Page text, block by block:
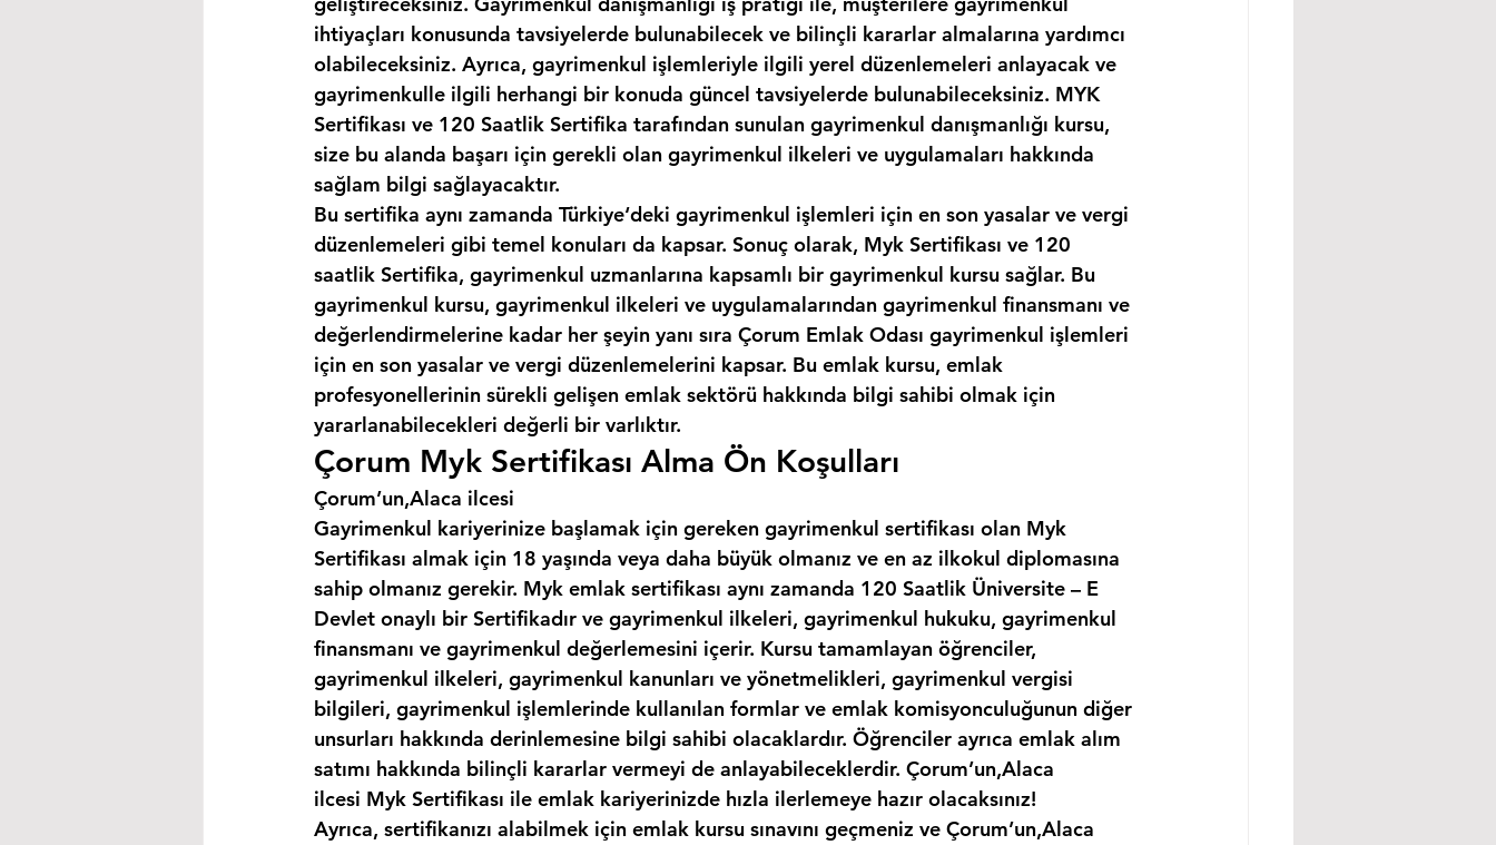
ihtiyaçları konusunda tavsiyelerde bulunabilecek ve bilinçli kararlar almalarına yardımcı
olabileceksiniz. Ayrıca, gayrimenkul işlemleriyle ilgili yerel düzenlemeleri anlayacak ve
gayrimenkulle ilgili herhangi bir konuda güncel tavsiyelerde bulunabileceksiniz. MYK
Sertifikası ve 120 Saatlik Sertifika tarafından sunulan gayrimenkul danışmanlığı kursu,
size bu alanda başarı için gerekli olan gayrimenkul ilkeleri ve uygulamaları hakkında
sağlam bilgi sağlayacaktır.
Bu sertifika aynı zamanda Türkiye‘deki gayrimenkul işlemleri için en son yasalar ve vergi
düzenlemeleri gibi temel konuları da kapsar. Sonuç olarak, Myk Sertifikası ve 120
saatlik Sertifika, gayrimenkul uzmanlarına kapsamlı bir gayrimenkul kursu sağlar. Bu
gayrimenkul kursu, gayrimenkul ilkeleri ve uygulamalarından gayrimenkul finansmanı ve
değerlendirmelerine kadar her şeyin yanı sıra Çorum Emlak Odası gayrimenkul işlemleri
için en son yasalar ve vergi düzenlemelerini kapsar. Bu emlak kursu, emlak
profesyonellerinin sürekli gelişen emlak sektörü hakkında bilgi sahibi olmak için
yararlanabilecekleri değerli bir varlıktır.
Çorum Myk Sertifikası Alma Ön Koşulları
Çorum’un,Alaca ilcesi
Gayrimenkul kariyerinize başlamak için gereken gayrimenkul sertifikası olan Myk
Sertifikası almak için 18 yaşında veya daha büyük olmanız ve en az ilkokul diplomasına
sahip olmanız gerekir. Myk emlak sertifikası aynı zamanda 120 Saatlik Üniversite – E
Devlet onaylı bir Sertifikadır ve gayrimenkul ilkeleri, gayrimenkul hukuku, gayrimenkul
finansmanı ve gayrimenkul değerlemesini içerir. Kursu tamamlayan öğrenciler,
gayrimenkul ilkeleri, gayrimenkul kanunları ve yönetmelikleri, gayrimenkul vergisi
bilgileri, gayrimenkul işlemlerinde kullanılan formlar ve emlak komisyonculuğunun diğer
unsurları hakkında derinlemesine bilgi sahibi olacaklardır. Öğrenciler ayrıca emlak alım
satımı hakkında bilinçli kararlar vermeyi de anlayabileceklerdir. Çorum’un,Alaca
ilcesi Myk Sertifikası ile emlak kariyerinizde hızla ilerlemeye hazır olacaksınız!
Ayrıca, sertifikanızı alabilmek için emlak kursu sınavını geçmeniz ve Çorum’un,Alaca